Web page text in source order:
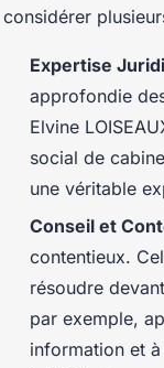
considérer
Expertise
approfondie
Elvine
social de
une véritable
Conseil et
contentieux.
résoudre
par exemple,
information et